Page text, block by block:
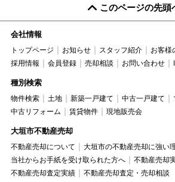
このページの先頭
会社情報
トップページ お知らせ スタッフ紹介 お客様
採用情報
会員登録 売却相談 お問い合わせ
種別検索
物件検索 土地 新築一戸建て 中古一戸建て
中古リフォーム
賃貸物件 現地販売会
大垣市不動産売却
不動産売却について
大垣市の不動産売却に強い
当社からお手紙を受け取られた方へ
不動産売却
不動産売却査定実績
不動産売却査定・売却相談